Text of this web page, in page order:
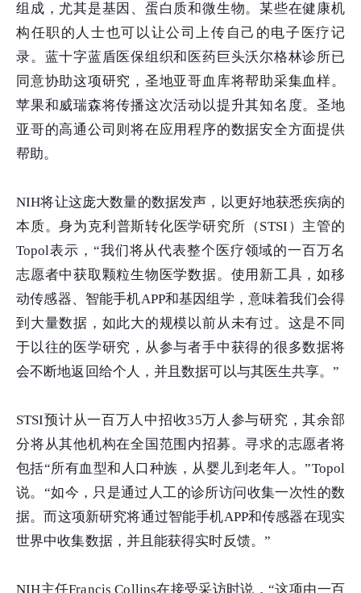
组成，尤其是基因、蛋白质和微生物。某些在健康机
构任职的人士也可以让公司上传自己的电子医疗记
录。蓝十字蓝盾医保组织和医药巨头沃尔格林诊所已
同意协助这项研究，圣地亚哥血库将帮助采集血样。
苹果和威瑞森将传播这次活动以提升其知名度。圣地
亚哥的高通公司则将在应用程序的数据安全方面提供
帮助。
NIH将让这庞大数量的数据发声，以更好地获悉疾病的
本质。身为克利普斯转化医学研究所（STSI ）主管的
Topol表示，“我们将从代表整个医疗领域的一百万名
志愿者中获取颗粒生物医学数据。使用新工具，如移
动传感器、智能手机APP和基因组学，意味着我们会得
到大量数据，如此大的规模以前从未有过。这是不同
于以往的医学研究，从参与者手中获得的很多数据将
会不断地返回给个人，并且数据可以与其医生共享。”
STSI预计从一百万人中招收35万人参与研究，其余部
分将从其他机构在全国范围内招募。寻求的志愿者将
包括“所有血型和人口种族，从婴儿到老年人。”Topol
说。“如今，只是通过人工的诊所访问收集一次性的数
据。而这项新研究将通过智能手机APP和传感器在现实
世界中收集数据，并且能获得实时反馈。”
NIH主任Francis Collins在接受采访时说，“这项由一百